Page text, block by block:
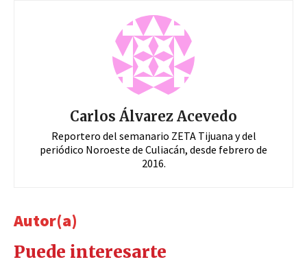
Carlos Álvarez Acevedo
Reportero del semanario ZETA Tijuana y del
periódico Noroeste de Culiacán, desde febrero de
2016.
Autor(a)
Puede interesarte